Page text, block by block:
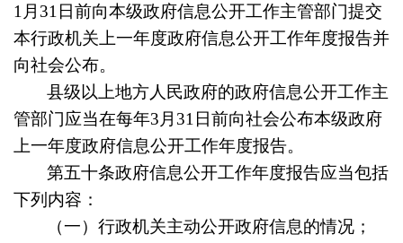
1月31日前向本级政府信息公开工作主管部门提交
本行政机关上一年度政府信息公开工作年度报告并
向社会公布。
县级以上地方人民政府的政府信息公开工作主
管部门应当在每年3月31日前向社会公布本级政府
上一年度政府信息公开工作年度报告。
第五十条政府信息公开工作年度报告应当包括
下列内容：
（一）行政机关主动公开政府信息的情况；